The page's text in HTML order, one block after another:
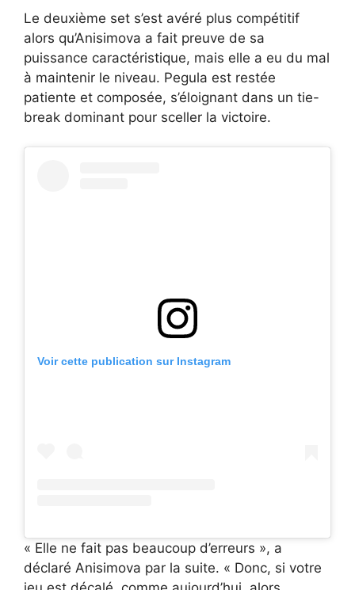
Le deuxième set s’est avéré plus compétitif
alors qu’Anisimova a fait preuve de sa
puissance caractéristique, mais elle a eu du mal
à maintenir le niveau. Pegula est restée
patiente et composée, s’éloignant dans un tie-
break dominant pour sceller la victoire.
Voir cette publication sur Instagram
« Elle ne fait pas beaucoup d’erreurs », a
déclaré Anisimova par la suite. « Donc, si votre